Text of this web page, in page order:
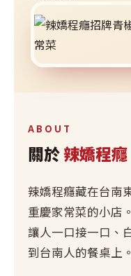
ABOUT
關於辣嬌程癮
辣嬌程癮藏在台南
重慶家常菜的小店
讓人一口接一口、
到台南人的餐桌上。